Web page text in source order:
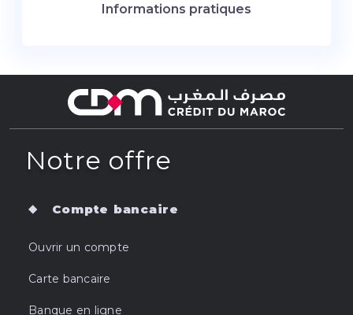
Informations pratiques
Notre offre
Compte bancaire
Ouvrir un compte
Carte bancaire
Banque en ligne